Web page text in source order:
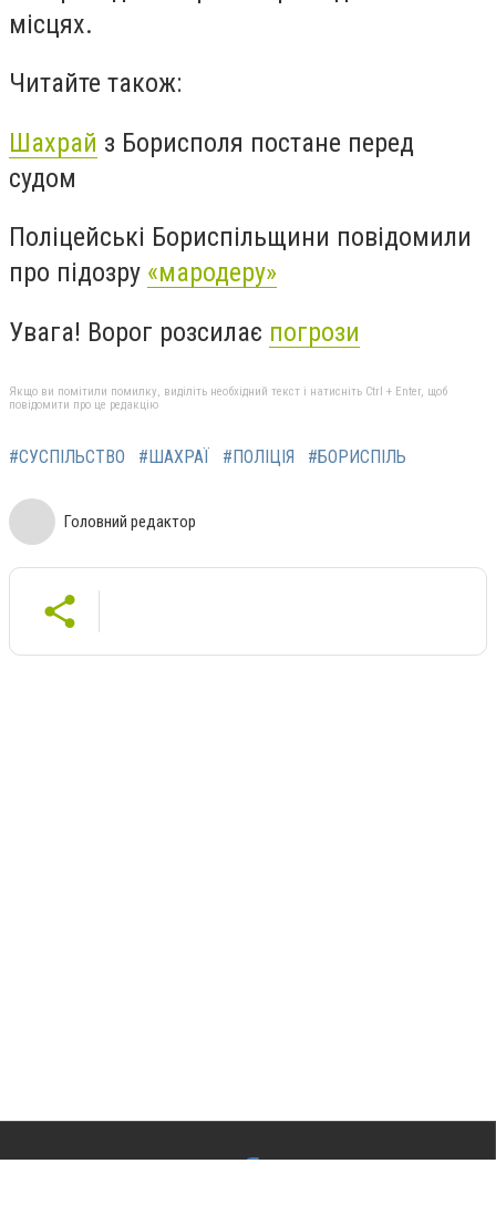
місцях.
Читайте також:
Шахрай з Борисполя постане перед
судом
Поліцейські Бориспільщини повідомили
про підозру «мародеру»
Увага! Ворог розсилає погрози
Якщо ви помітили помилку, виділіть необхідний текст і натисніть Ctrl + Enter, щоб
повідомити про це редакцію
#СУСПІЛЬСТВО #ШАХРАЇ #ПОЛІЦІЯ #БОРИСПІЛЬ
Головний редактор